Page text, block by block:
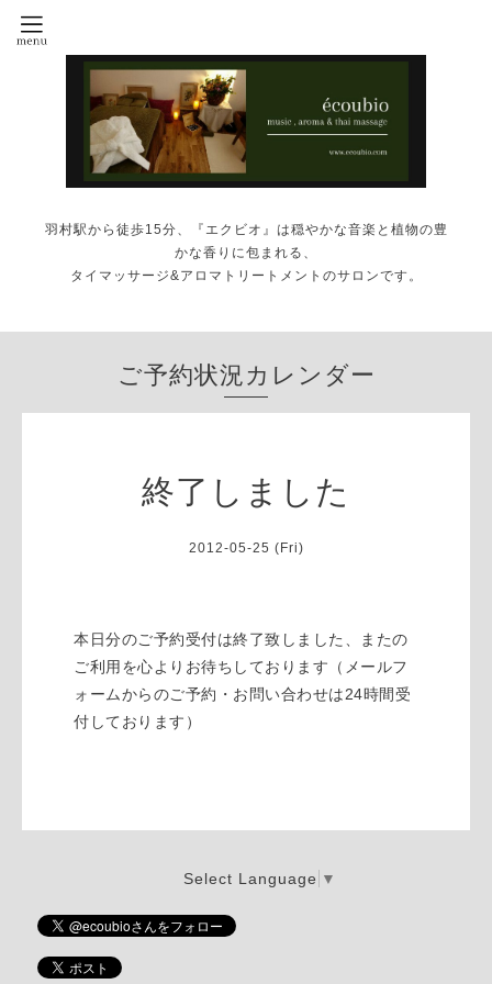
羽村駅から徒歩15分、『エクビオ』は穏やかな音楽と植物の豊
かな香りに包まれる、
タイマッサージ&アロマトリートメントのサロンです。
ご予約状況カレンダー
終了しました
2012-05-25 (Fri)
本日分のご予約受付は終了致しました、またの
ご利用を心よりお待ちしております（メールフ
ォームからのご予約・お問い合わせは24時間受
付しております）
Select Language ▼